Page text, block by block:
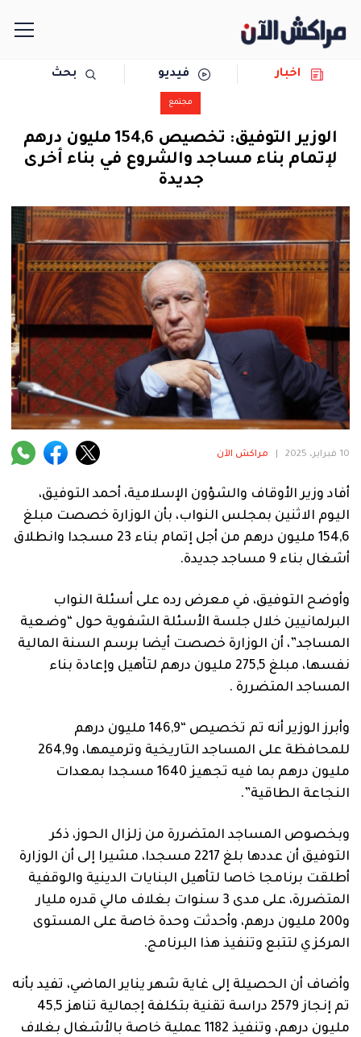
مجتمع
سياسة
رياضة
حوادث
دولية
المرأة
فنية
منوعة
اخبار فيديو بحث
مجتمع
الوزير التوفيق: تخصيص 154,6 مليون درهم
لإتمام بناء مساجد والشروع في بناء أخرى
جديدة
10 فبراير، 2025 مراكش الآن
أفاد وزير الأوقاف والشؤون الإسلامية، أحمد التوفيق،
اليوم الاثنين بمجلس النواب، بأن الوزارة خصصت مبلغ
154,6 مليون درهم من أجل إتمام بناء 23 مسجدا وانطلاق
أشغال بناء 9 مساجد جديدة.
وأوضح التوفيق، في معرض رده على أسئلة النواب
البرلمانيين خلال جلسة الأسئلة الشفوية حول “وضعية
المساجد”، أن الوزارة خصصت أيضا برسم السنة المالية
نفسها، مبلغ 275,5 مليون درهم لتأهيل وإعادة بناء
المساجد المتضررة .
وأبرز الوزير أنه تم تخصيص “146,9 مليون درهم
للمحافظة على المساجد التاريخية وترميمها، و264,9
مليون درهم بما فيه تجهيز 1640 مسجدا بمعدات
النجاعة الطاقية”.
وبخصوص المساجد المتضررة من زلزال الحوز، ذكر
التوفيق أن عددها بلغ 2217 مسجدا، مشيرا إلى أن الوزارة
أطلقت برنامجا خاصا لتأهيل البنايات الدينية والوقفية
المتضررة، على مدى 3 سنوات بغلاف مالي قدره مليار
و200 مليون درهم، وأحدثت وحدة خاصة على المستوى
المركزي لتتبع وتنفيذ هذا البرنامج.
وأضاف أن الحصيلة إلى غاية شهر يناير الماضي، تفيد بأنه
تم إنجاز 2579 دراسة تقنية بتكلفة إجمالية تناهز 45,5
مليون درهم، وتنفيذ 1182 عملية خاصة بالأشغال بغلاف